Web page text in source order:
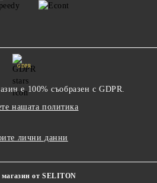
GDPR
е 100% съобразен с GDPR.
нашата политика
лични данни
от SELITON